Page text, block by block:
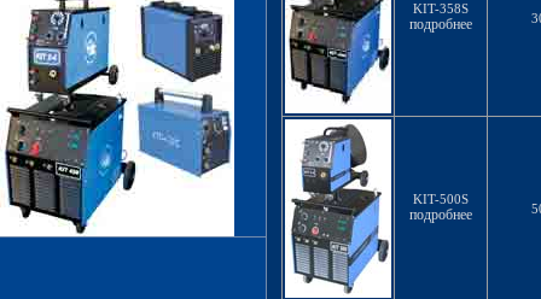
KIT-358S
подробнее
KIT-500S
подробнее